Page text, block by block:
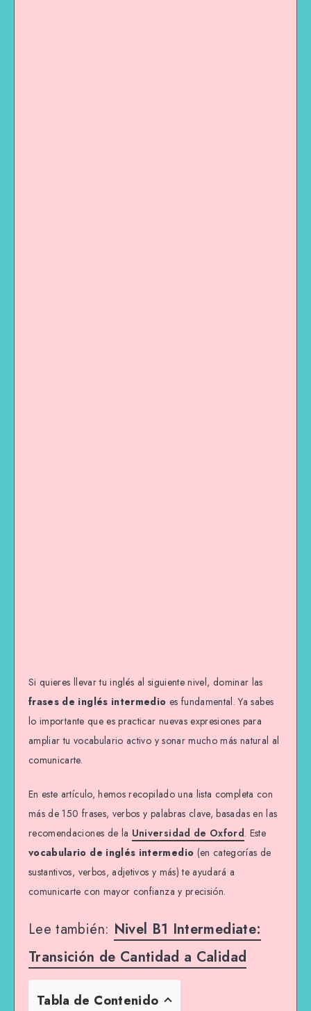
Si quieres llevar tu inglés al siguiente nivel, dominar las
frases de inglés intermedio es fundamental. Ya sabes
lo importante que es practicar nuevas expresiones para
ampliar tu vocabulario activo y sonar mucho más natural al
comunicarte.
En este artículo, hemos recopilado una lista completa con
más de 150 frases, verbos y palabras clave, basadas en las
recomendaciones de la Universidad de Oxford. Este
vocabulario de inglés intermedio (en categorías de
sustantivos, verbos, adjetivos y más) te ayudará a
comunicarte con mayor confianza y precisión.
Lee también: Nivel B1 Intermediate:
Transición de Cantidad a Calidad
Tabla de Contenido